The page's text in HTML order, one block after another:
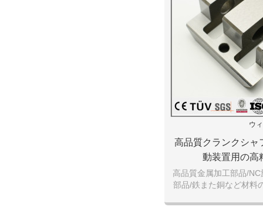
ウ
高品質クランクシャ
動装置用の高
高品質金属加工部品/
部品/鉄また銅など材料